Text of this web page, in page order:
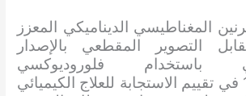
المغناطيسي الديناميكي المعزز
التصوير المقطعي بالإصدار
باستخدام فلوروديوكسي
جلوكوز-18 في تقييم الاستجابة للعلاج الكيميائي